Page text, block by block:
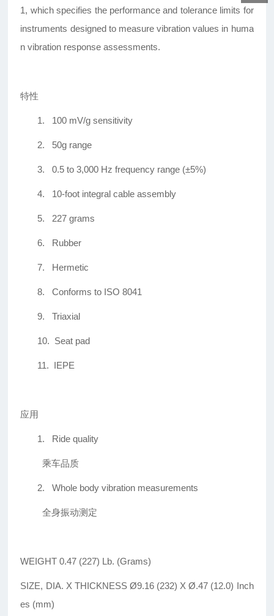
1, which specifies the performance and tolerance limits for
instruments designed to measure vibration values in huma
n vibration response assessments.
特性
1. 100 mV/g sensitivity
2. 50g range
3. 0.5 to 3,000 Hz frequency range (±5%)
4. 10-foot integral cable assembly
5. 227 grams
6. Rubber
7. Hermetic
8. Conforms to ISO 8041
9. Triaxial
10. Seat pad
11. IEPE
应用
1. Ride quality
乘车品质
2. Whole body vibration measurements
全身振动测定
WEIGHT 0.47 (227) Lb. (Grams)
SIZE, DIA. X THICKNESS Ø9.16 (232) X Ø.47 (12.0) Inch
es (mm)